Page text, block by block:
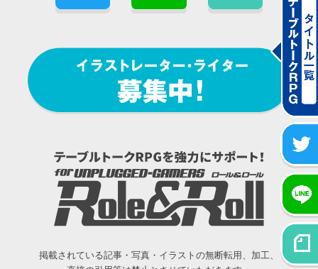
掲載されている記事・写真・イラストの無断転用、加工、